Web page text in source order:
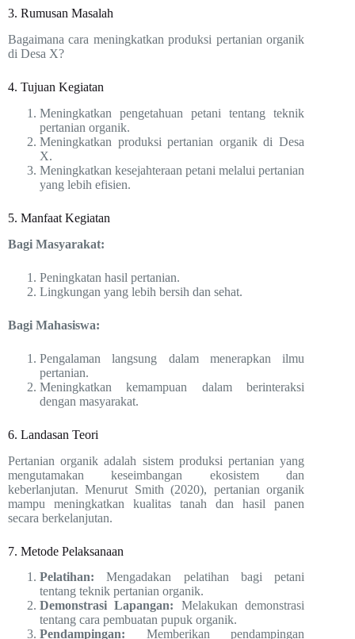
3. Rumusan Masalah
Bagaimana cara meningkatkan produksi pertanian organik
di Desa X?
4. Tujuan Kegiatan
Meningkatkan pengetahuan petani tentang teknik
pertanian organik.
Meningkatkan produksi pertanian organik di Desa
X.
Meningkatkan kesejahteraan petani melalui pertanian
yang lebih efisien.
5. Manfaat Kegiatan
Bagi Masyarakat:
Peningkatan hasil pertanian.
Lingkungan yang lebih bersih dan sehat.
Bagi Mahasiswa:
Pengalaman langsung dalam menerapkan ilmu
pertanian.
Meningkatkan kemampuan dalam berinteraksi
dengan masyarakat.
6. Landasan Teori
Pertanian organik adalah sistem produksi pertanian yang
mengutamakan keseimbangan ekosistem dan
keberlanjutan. Menurut Smith (2020), pertanian organik
mampu meningkatkan kualitas tanah dan hasil panen
secara berkelanjutan.
7. Metode Pelaksanaan
Pelatihan: Mengadakan pelatihan bagi petani
tentang teknik pertanian organik.
Demonstrasi Lapangan: Melakukan demonstrasi
tentang cara pembuatan pupuk organik.
Pendampingan: Memberikan pendampingan